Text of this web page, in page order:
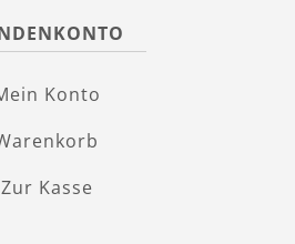
Konto
Zur Kasse